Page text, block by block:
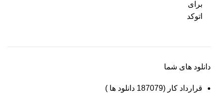
دانلود های شما
قرارداد کار (187079 دانلود ها )